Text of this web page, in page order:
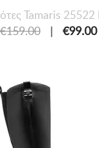
Tamaris
€159.00
| €99.00